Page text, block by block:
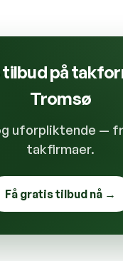
tilbud på
Tromsø
uforpliktende —
takfirmaer.
Få gratis tilbud nå →